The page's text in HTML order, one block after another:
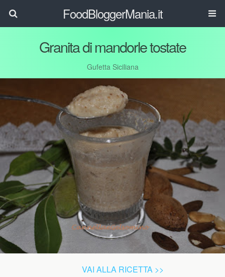
FoodBloggerMania.it
Granita di mandorle tostate
Gufetta Siciliana
VAI ALLA RICETTA >>